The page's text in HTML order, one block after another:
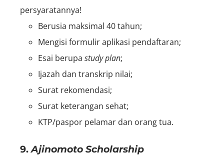
persyaratannya!
Berusia maksimal 40 tahun;
Mengisi formulir aplikasi pendaftaran;
Esai berupa study plan;
Ijazah dan transkrip nilai;
Surat rekomendasi;
Surat keterangan sehat;
KTP/paspor pelamar dan orang tua.
9.Ajinomoto Scholarship